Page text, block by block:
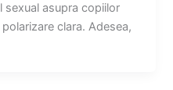
sexual asupra copiilor
clara. Adesea,